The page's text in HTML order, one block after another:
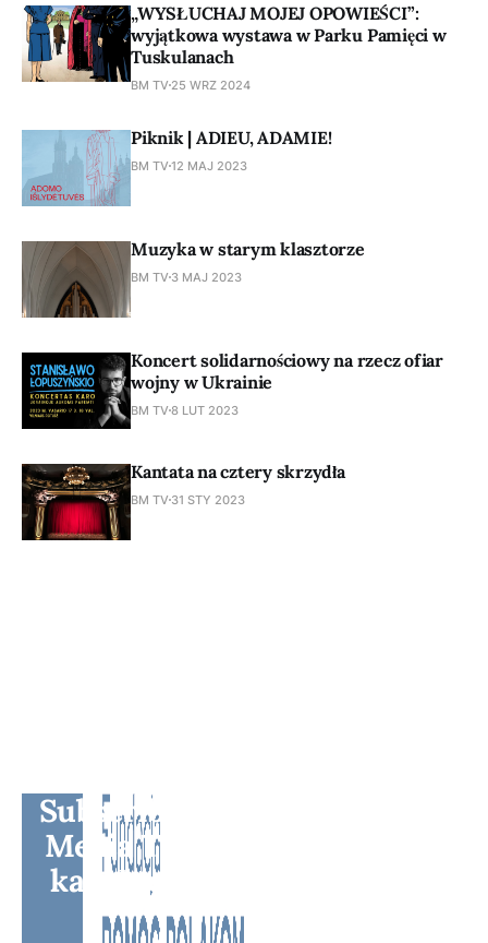
„WYSŁUCHAJ MOJEJ OPOWIEŚCI”:
wyjątkowa wystawa w Parku Pamięci w
Tuskulanach
BM TV 25 WRZ 2024
Piknik | ADIEU, ADAMIE!
BM TV12 MAJ 2023
Muzyka w starym klasztorze
BM TV 3 MAJ 2023
Koncert solidarnościowy na rzecz ofiar
wojny w Ukrainie
BM TV8 LUT 2023
Kantata na cztery skrzydła
BM TV 31 STY 2023
Subscribe to BM TV - Bridge
Media TV - Wielokulturowy
kanał telewizyjny na Litwie